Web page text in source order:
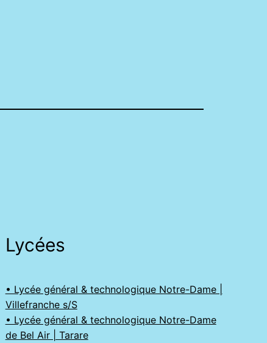
Lycées
• Lycée général & technologique Notre-Dame |
Villefranche s/S
• Lycée général & technologique Notre-Dame
de Bel Air | Tarare